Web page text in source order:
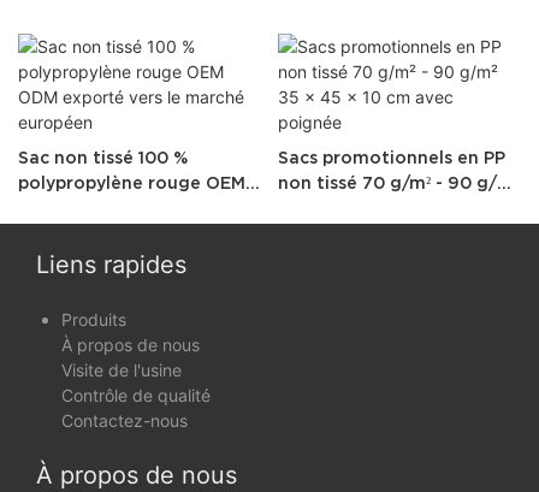
Sac non tissé 100 %
polypropylène rouge OEM
Sacs promotionnels en PP
non tissé 70 g/m² - 90 g/m²
Liens rapides
Produits
À propos de nous
Visite de l'usine
Contrôle de qualité
Contactez-nous
À propos de nous